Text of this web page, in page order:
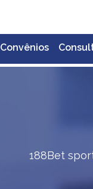
Convênios
188Bet